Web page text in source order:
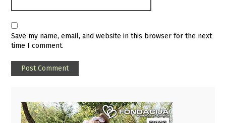
Save my name, email, and website in this browser for the next
time I comment.